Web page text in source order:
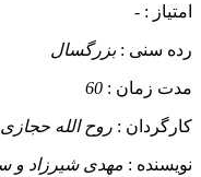
امتیاز : -
رده سنی :بزرگسال
مدت زمان : 60
کارگردان : روح الله حجازی
نویسنده : مهدی شیرزاد و